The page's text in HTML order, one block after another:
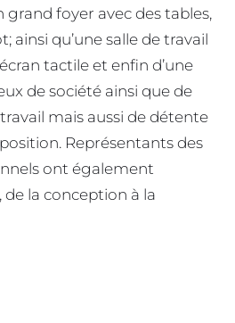
grand foyer avec des tables,
ainsi qu’une salle de travail
tactile et enfin d’une
de société ainsi que de
mais aussi de détente
Représentants des
ont également
la conception à la